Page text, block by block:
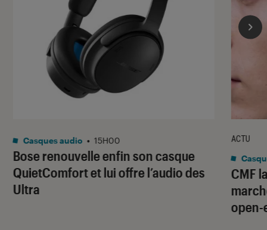
Bose renouvelle enfin son casque
QuietComfort et lui offre l’audio des
Ultra
Casques audio • 15H00
CMF
open-
ACTU